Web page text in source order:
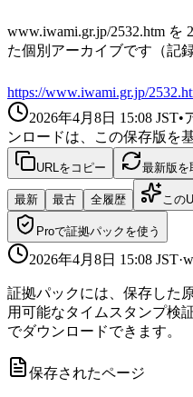
www.iwami.gr.jp/2532.htm を
た個別アーカイブです（記録
https://www.iwami.gr.jp/
2026年4月8日 15:08 JST•
ンロードは、この保存版を
URLをコピー 最新版を
最新 最古 全履歴 この
Proで証拠パックを使う
2026年4月8日 15:08 JST·
証拠パックには、保存した
用可能なタイムスタンプ検
でダウンロードできます。
保存されたページ